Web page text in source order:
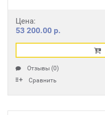
Цена:
53 200.00 р.
Отзывы (0)
Сравнить